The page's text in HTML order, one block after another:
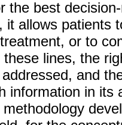
the best
it allows patients
or to
lines, the
and
information in its